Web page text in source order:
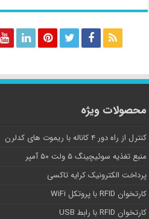
محصولات ویژه
کنترل از راه دور ۴ کاناله با ریموت های کدلرن
منبع تغذیه سوئیچینگ ۵ ولت ۵۰ آمپر
پرداخت الکترونیک کرایه تاکسی
کارتخوان RFID با پروتکل WiFi
کارتخوان RFID با رابط USB